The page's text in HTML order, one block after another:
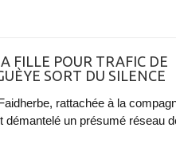
FILLE POUR TRAFIC DE
SORT DU SILENCE
rattachée à la
un présumé réseau